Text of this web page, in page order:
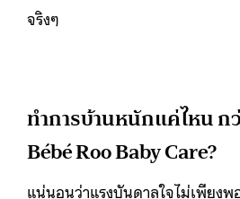
จริงๆ
ทำการบ้านหนักแค่ไหน ก
Bébé Roo Baby Care?
แน่นอนว่าแรงบันดาลใจไม่เพียง